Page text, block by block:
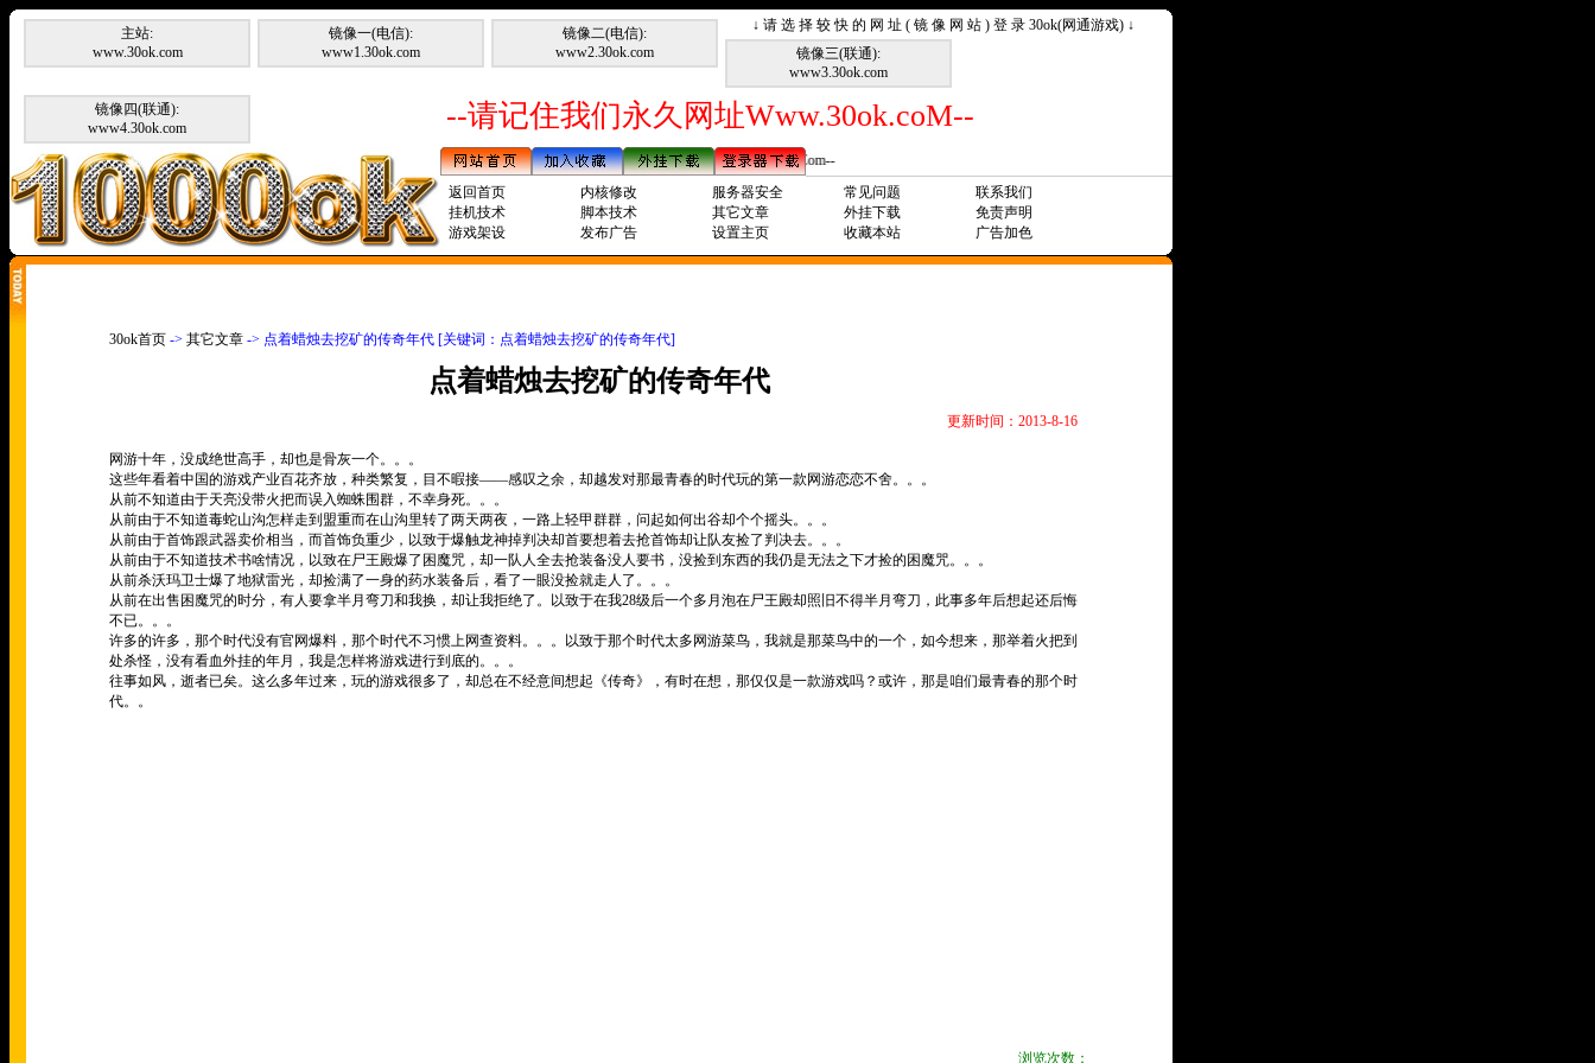
↓ 请 选 择 较 快 的 网 址 ( 镜 像 网 站 ) 登 录 30ok(网通游戏) ↓
主站:
www.30ok.com
镜像一(电信):
www1.30ok.com
镜像二(电信):
www2.30ok.com
镜像三(联通):
www3.30ok.com
镜像四(联通):
www4.30ok.com
--请记住我们永久网址Www.30ok.coM--
--请记住我们永久网址Www.30ok.Com--
返回首页
内核修改 服务器安全 常见问题
联系我们
挂机技术
脚本技术 其它文章 外挂下载
免责声明
游戏架设
发布广告 设置主页 收藏本站 广告加色
30ok首页 -> 其它文章 -> 点着蜡烛去挖矿的传奇年代 [关键词：点着蜡烛去挖矿的传奇年代]
点着蜡烛去挖矿的传奇年代
更新时间：2013-8-16
网游十年，没成绝世高手，却也是骨灰一个。。。
这些年看着中国的游戏产业百花齐放，种类繁复，目不暇接——感叹之余，却越发对那最青春的时代玩的第一款网游恋恋不舍。。。
从前不知道由于天亮没带火把而误入蜘蛛围群，不幸身死。。。
从前由于不知道毒蛇山沟怎样走到盟重而在山沟里转了两天两夜，一路上轻甲群群，问起如何出谷却个个摇头。。。
从前由于首饰跟武器卖价相当，而首饰负重少，以致于爆触龙神掉判决却首要想着去抢首饰却让队友捡了判决去。。。
从前由于不知道技术书啥情况，以致在尸王殿爆了困魔咒，却一队人全去抢装备没人要书，没捡到东西的我仍是无法之下才捡的困魔咒。。。
从前杀沃玛卫士爆了地狱雷光，却捡满了一身的药水装备后，看了一眼没捡就走人了。。。
从前在出售困魔咒的时分，有人要拿半月弯刀和我换，却让我拒绝了。以致于在我28级后一个多月泡在尸王殿却照旧不得半月弯刀，此事多年后想起还后悔
不已。。。
许多的许多，那个时代没有官网爆料，那个时代不习惯上网查资料。。。以致于那个时代太多网游菜鸟，我就是那菜鸟中的一个，如今想来，那举着火把到
处杀怪，没有看血外挂的年月，我是怎样将游戏进行到底的。。。
往事如风，逝者已矣。这么多年过来，玩的游戏很多了，却总在不经意间想起《传奇》，有时在想，那仅仅是一款游戏吗？或许，那是咱们最青春的那个时
代。。
浏览次数：